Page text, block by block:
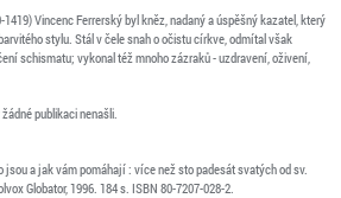
Vincenc Ferrerský byl kněz, nadaný a úspěšný kazatel, který
stylu. Stál v čele snah o očistu církve, odmítal však
schismatu; vykonal též mnoho zázraků - uzdravení, oživení,
publikaci nenašli.
jsou a jak vám pomáhají : více než sto padesát svatých od sv.
Globator, 1996. 184 s. ISBN 80-7207-028-2.